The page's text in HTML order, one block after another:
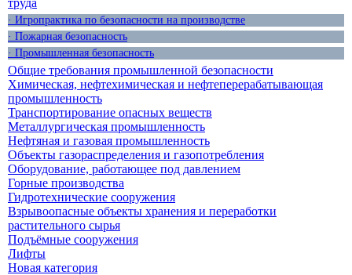
· Игропрактика по безопасности на производстве
· Пожарная безопасность
· Промышленная безопасность
Общие требования промышленной безопасности
Химическая, нефтехимическая и нефтеперерабатывающая
промышленность
Транспортирование опасных веществ
Металлургическая промышленность
Нефтяная и газовая промышленность
Объекты газораспределения и газопотребления
Оборудование, работающее под давлением
Горные производства
Гидротехнические сооружения
Взрывоопасные объекты хранения и переработки
растительного сырья
Подъёмные сооружения
Лифты
Новая категория